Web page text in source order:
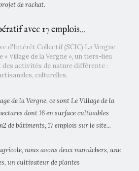
de rachat.
avec 17 emplois...
d'Intérêt Collectif (SCIC) La Vergne
« Village de la Vergne », un tiers-lieu
activités de nature différente :
culturelles.
de la Vergne, ce sont Le Village de la
dont 16 en surface cultivables
de bâtiments, 17 emplois sur le site...
nous avons deux maraîchers, une
un cultivateur de plantes